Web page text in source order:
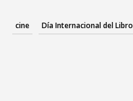
cine Día Internacional del Libro